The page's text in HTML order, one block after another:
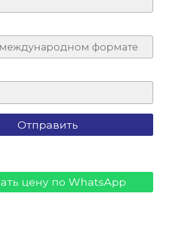
цену по WhatsApp